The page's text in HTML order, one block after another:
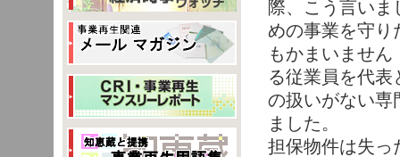
際、こう言い
めの事業を守り
もかまいませ
る従業員を代
の扱いがない専
ました。
担保物件は失っ